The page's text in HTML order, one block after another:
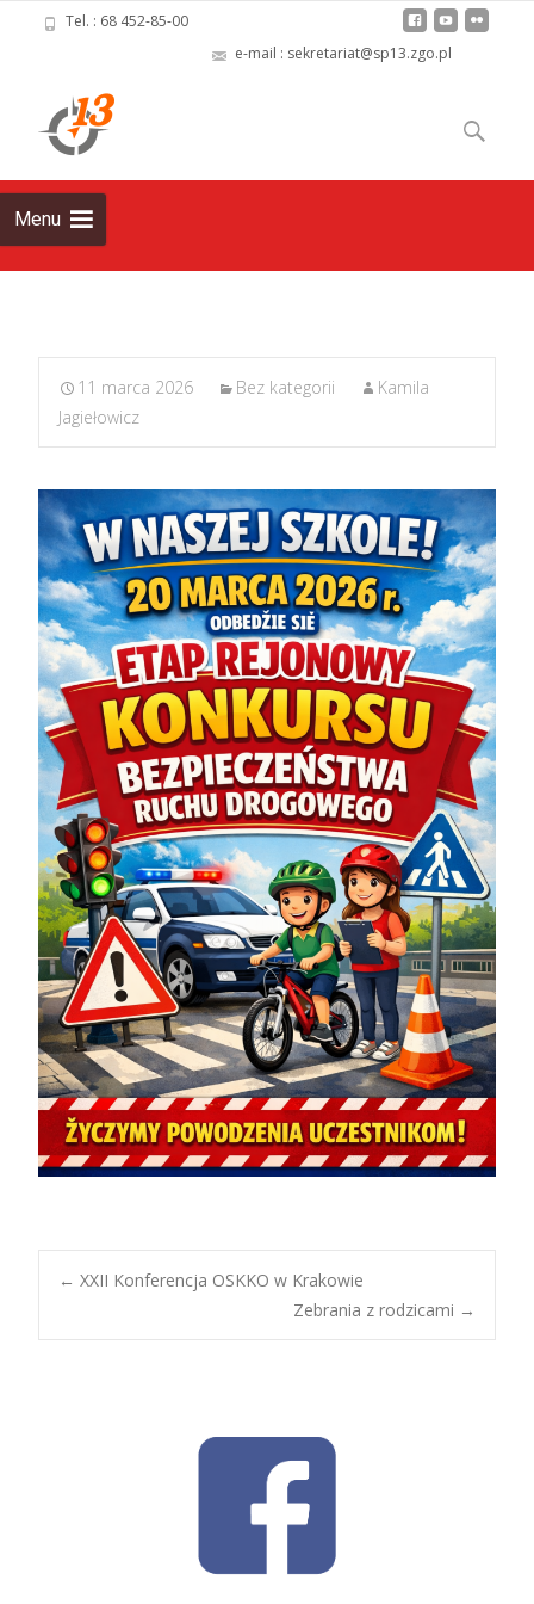
Tel. : 68 452-85-00
e-mail : sekretariat@sp13.zgo.pl
Menu
to
content
Szukaj:
11 marca 2026 Bez kategorii
Kamila
Jagiełowicz
Post
← XXII Konferencja OSKKO w Krakowie
Zebrania z rodzicami →